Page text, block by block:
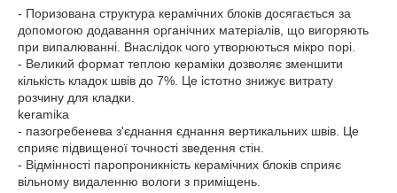
- Поризована структура керамічних блоків досягається за
допомогою додавання органічних матеріалів, що вигоряють
при випалюванні. Внаслідок чого утворюються мікро порі.
- Великий формат теплою кераміки дозволяє зменшити
кількість кладок швів до 7%. Це істотно знижує витрату
розчину для кладки.
keramika
- пазогребенева з'єднання єднання вертикальних швів. Це
сприяє підвищеної точності зведення стін.
- Відмінності паропроникність керамічних блоків сприяє
вільному видаленню вологи з приміщень.